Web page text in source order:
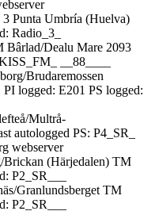
Punta Umbría (Huelva)
Radio_3_
Bârlad/Dealu Mare 2093
__88____
Brudaremossen
logged: E201 PS logged:
Multrå-
autologged PS: P4_SR_
webserver
Brickan (Härjedalen) TM
P2_SR___
Granlundsberget TM
P2_SR___